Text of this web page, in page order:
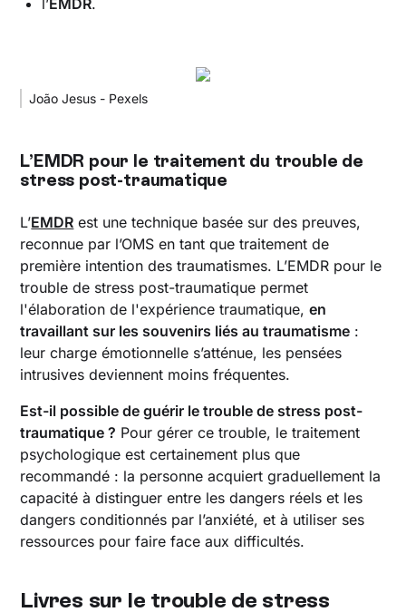
João Jesus - Pexels
L’EMDR pour le traitement du trouble de
stress post-traumatique
L’EMDR est une technique basée sur des preuves,
reconnue par l’OMS en tant que traitement de
première intention des traumatismes. L’EMDR pour le
trouble de stress post-traumatique permet
l'élaboration de l'expérience traumatique,en
travaillant sur les souvenirs liés au traumatisme :
leur charge émotionnelle s’atténue, les pensées
intrusives deviennent moins fréquentes.
Est-il possible de guérir le trouble de stress post-
traumatique ? Pour gérer ce trouble, le traitement
psychologique est certainement plus que
recommandé : la personne acquiert graduellement la
capacité à distinguer entre les dangers réels et les
dangers conditionnés par l’anxiété, et à utiliser ses
ressources pour faire face aux difficultés.
Livres sur le trouble de stress